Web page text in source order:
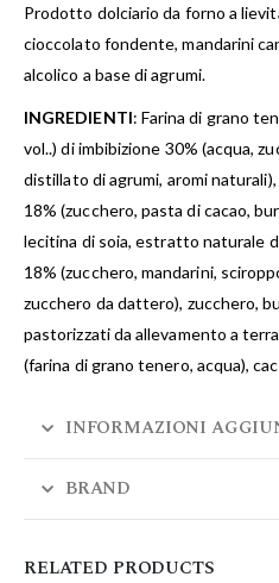
Prodotto dolciario da forno a
cioccolato fondente, mandarini
alcolico a base di agrumi.
INGREDIENTI: Farina di grano
vol..) di imbibizione 30% (acqua,
distillato di agrumi, aromi
18% (zucchero, pasta di cacao,
lecitina di soia, estratto naturale
18% (zucchero, mandarini,
zucchero da dattero), zucchero,
pastorizzati da allevamento a
(farina di grano tenero, acqua),
INFORMAZIONI
BRAND
RELATED PRODUCTS